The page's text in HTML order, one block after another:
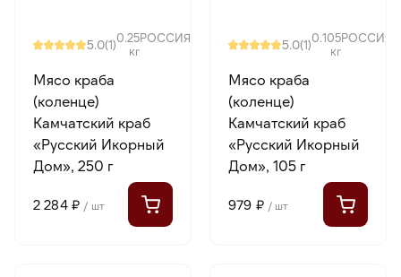
5.0(1)0.25
кг
РОССИЯ
Мясо краба
(коленце)
Камчатский краб
«Русский Икорный
Дом», 250 г
2 284 ₽ / шт
5.0(1)0.105
кг
РОССИЯ
Мясо краба
(коленце)
Камчатский краб
«Русский Икорный
Дом», 105 г
979 ₽ / шт